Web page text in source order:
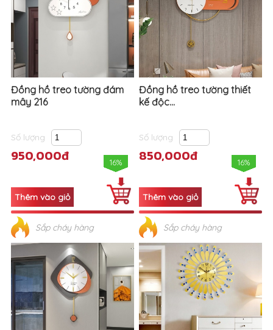
Đồng hồ treo tường đám
mây 216
Số lượng
950,000đ 16%
Sắp cháy hàng
Đồng hồ treo tường thiết
kế độc...
Số lượng
850,000đ 16%
Sắp cháy hàng